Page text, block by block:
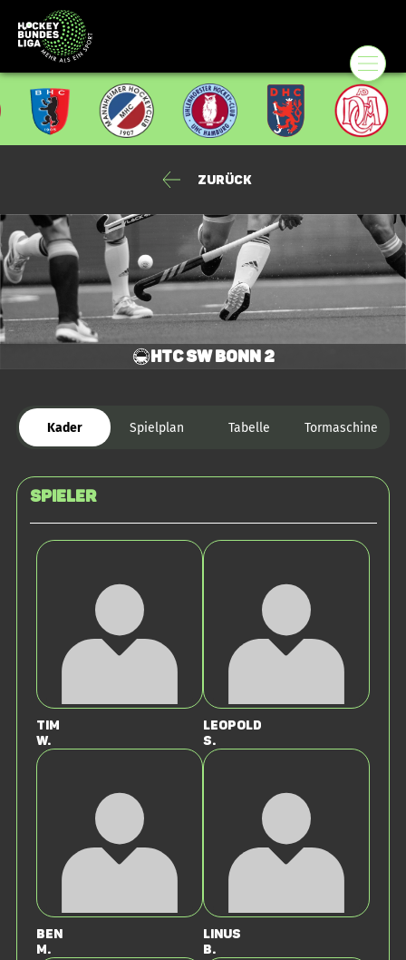
Zurück
HTC SW Bonn 2
Kader Spielplan Tabelle Tormaschine
Spieler
Tim
W.
Leopold
S.
Ben
M.
Linus
B.